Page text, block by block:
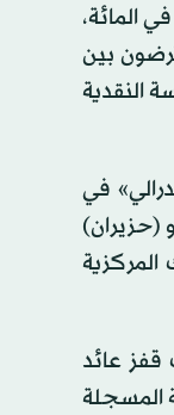
الأخير للجنة تحديد الفائدة الإبقاء على مستويات الفائدة دون تغيير في نطاق يتراوح بين 3.50 و3.75 في المائة،
منذ عام 1992. إذ انقسم المعترضون بين
النقدية
«الفيدرالي» في
(حزيران)
عائد
السياسة النقدية من مستويات 3.40 في المائة المسجلة